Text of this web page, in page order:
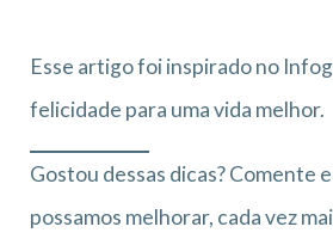
Esse artigo foi inspirado no
felicidade para uma vida melhor.
Gostou dessas dicas? Comente
possamos melhorar, cada vez